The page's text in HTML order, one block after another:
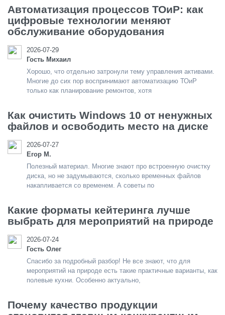
Автоматизация процессов ТОиР: как
цифровые технологии меняют
обслуживание оборудования
2026-07-29
Гость Михаил
Хорошо, что отдельно затронули тему управления активами.
Многие до сих пор воспринимают автоматизацию ТОиР
только как планирование ремонтов, хотя
Как очистить Windows 10 от ненужных
файлов и освободить место на диске
2026-07-27
Егор М.
Полезный материал. Многие знают про встроенную очистку
диска, но не задумываются, сколько временных файлов
накапливается со временем. А советы по
Какие форматы кейтеринга лучше
выбрать для мероприятий на природе
2026-07-24
Гость Олег
Спасибо за подробный разбор! Не все знают, что для
мероприятий на природе есть такие практичные варианты, как
полевые кухни. Особенно актуально,
Почему качество продукции